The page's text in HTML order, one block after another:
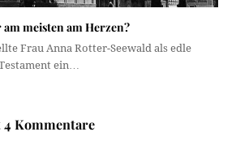
meisten am Herzen?
Frau Anna Rotter-Seewald als edle
ein…
Kommentare